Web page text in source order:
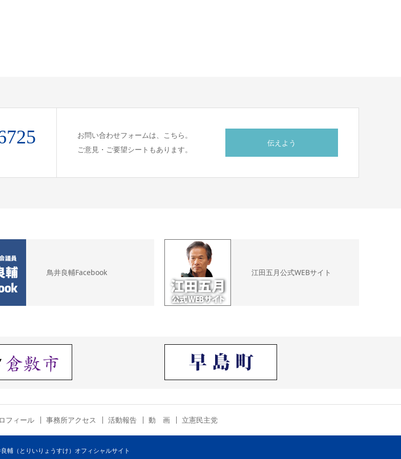
お問い合わせフォームは、こちら。
ご意見・ご要望シートもあります。
伝えよう
鳥井良輔Facebook 江田五月公式WEBサイト
フィール 事務所アクセス 活動報告 動 画 立憲民主党
輔（とりいりょうすけ）オフィシャルサイト